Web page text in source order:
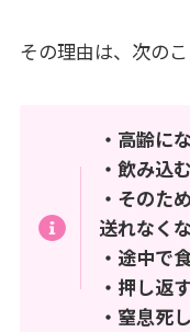
その理由は、次のこ
・高齢に
・飲み込
・そのた
送れなく
・途中で
・押し返
・窒息死